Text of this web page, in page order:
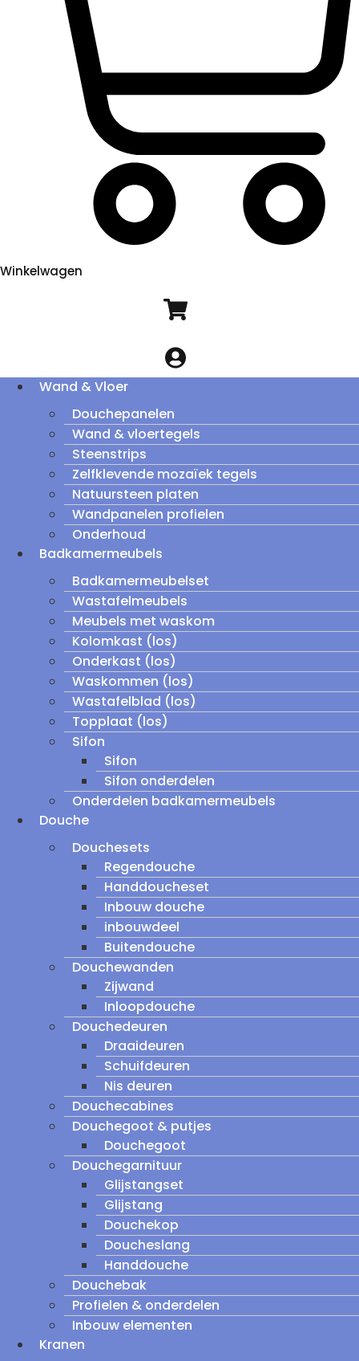
Winkelwagen
Wand & Vloer
Douchepanelen
Wand & vloertegels
Steenstrips
Zelfklevende mozaïek tegels
Natuursteen platen
Wandpanelen profielen
Onderhoud
Badkamermeubels
Badkamermeubelset
Wastafelmeubels
Meubels met waskom
Kolomkast (los)
Onderkast (los)
Waskommen (los)
Wastafelblad (los)
Topplaat (los)
Sifon
Sifon
Sifon onderdelen
Onderdelen badkamermeubels
Douche
Douchesets
Regendouche
Handdoucheset
Inbouw douche
inbouwdeel
Buitendouche
Douchewanden
Zijwand
Inloopdouche
Douchedeuren
Draaideuren
Schuifdeuren
Nis deuren
Douchecabines
Douchegoot & putjes
Douchegoot
Douchegarnituur
Glijstangset
Glijstang
Douchekop
Doucheslang
Handdouche
Douchebak
Profielen & onderdelen
Inbouw elementen
Kranen